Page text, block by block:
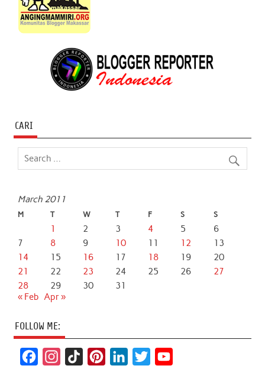
CARI
March 2011
M T W T F S S
1 2 3 4 5
6
7
8 9 10 11 12
13
14
15 16 17 18 19
20
21
22 23 24 25 26
27
28
29 30
31
« Feb Apr »
FOLLOW ME: